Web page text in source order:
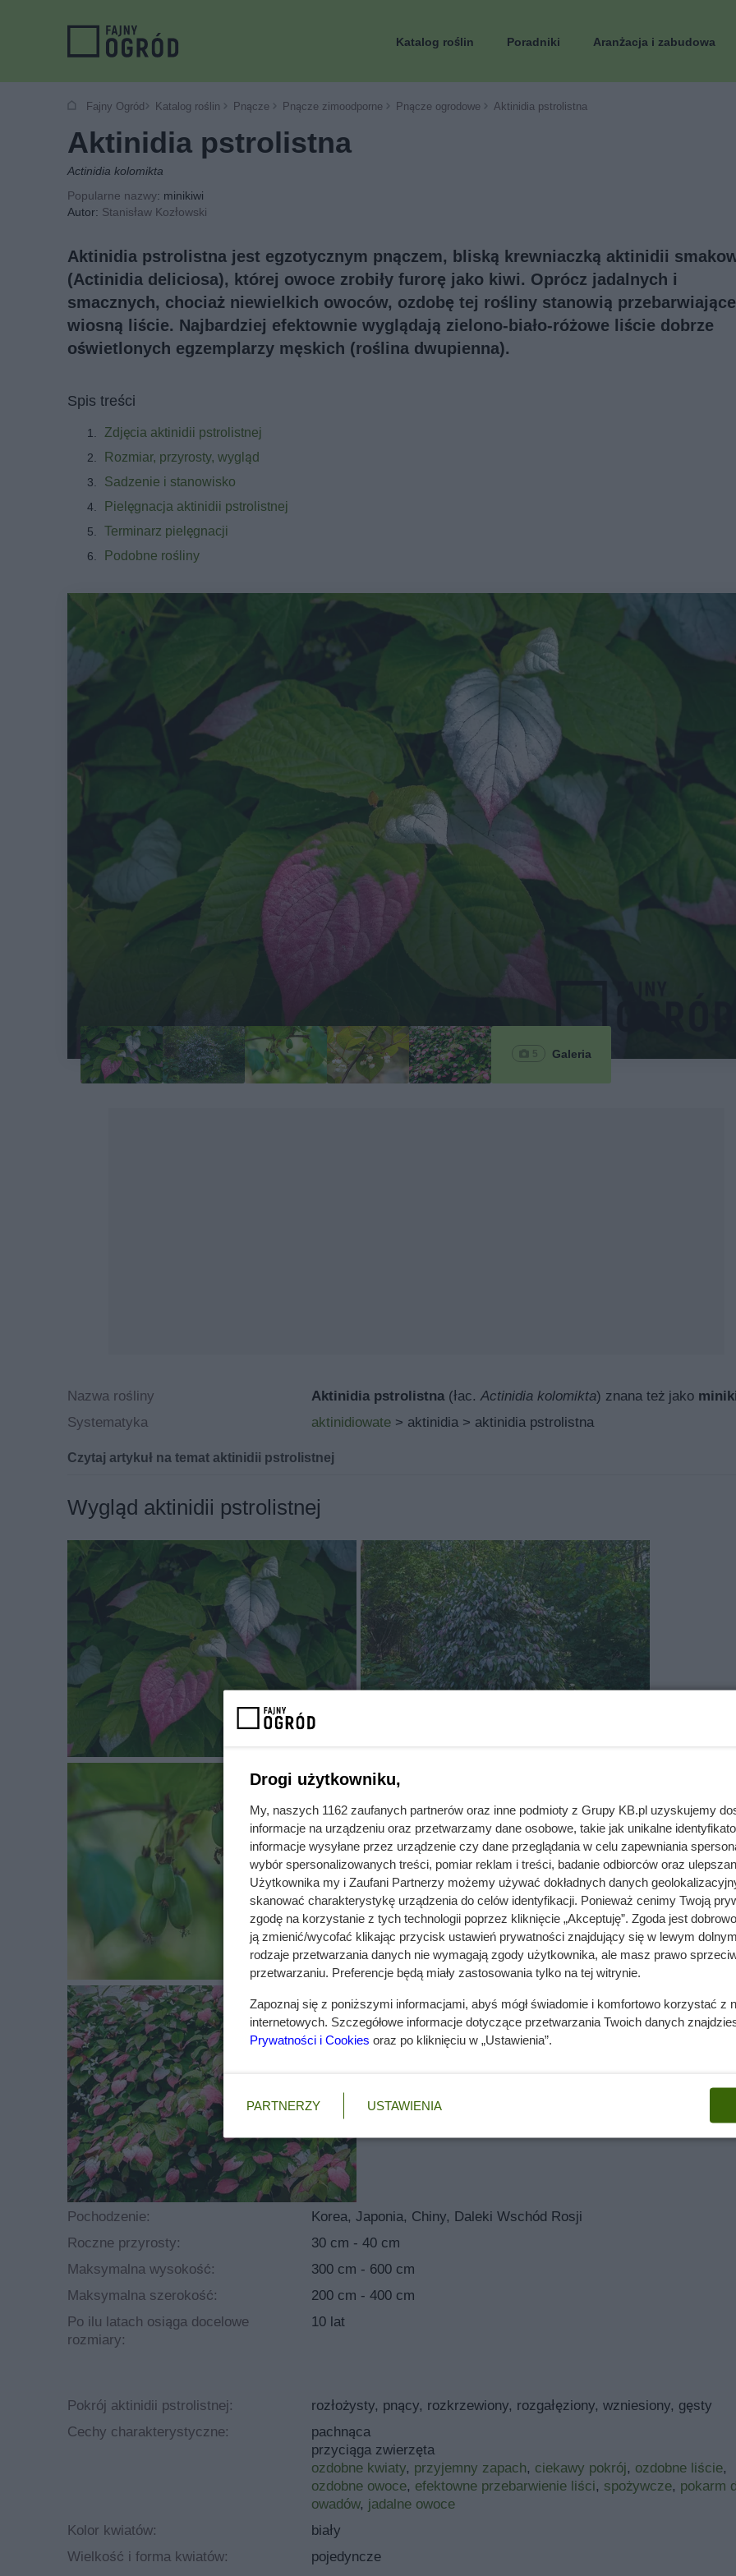
Katalog roślin Poradniki Aranżacja i zabudowa
Fajny Ogród Katalog roślin Pnącze Pnącze zimoodporne Pnącze ogrodowe Aktinidia pstrolistna
Aktinidia pstrolistna
Actinidia kolomikta
Popularne nazwy: minikiwi
Autor: Stanisław Kozłowski
Aktinidia pstrolistna jest egzotycznym pnączem, bliską krewniaczką aktinidii
(Actinidia deliciosa), której owoce zrobiły furorę jako kiwi. Oprócz jadalnych i
smacznych, chociaż niewielkich owoców, ozdobę tej rośliny stanowią
wiosną liście. Najbardziej efektownie wyglądają zielono-biało-różowe liście dobrze
oświetlonych egzemplarzy męskich (roślina dwupienna).
Spis treści
Zdjęcia aktinidii pstrolistnej
Rozmiar, przyrosty, wygląd
Sadzenie i stanowisko
Pielęgnacja aktinidii pstrolistnej
Terminarz pielęgnacji
Podobne rośliny
5 Galeria
Nazwa rośliny Aktinidia pstrolistna(łac. Actinidia kolomikta) znana też jako
Systematyka
aktinidiowate> aktinidia > aktinidia pstrolistna
Czytaj artykuł na temat aktinidii pstrolistnej
Aktinidia pstrolistna znana pod łacińską nazwą
Jej miejsce pochodzenia to Korea, Japonia, Chiny i Daleki Wschód Rosji, a w polskich warunkach nadaje
miejsc uprawy takich jak ogród orientalny, ogród przydomowy, balkon, taras, ogród wiejski, ogród japoński i
naturalny.
Podstawowymi walorami aktinidii pstrolistnej są ozdobne kwiaty, przyjemny zapach, ciekawy pokrój,
liście, ozdobne owoce, efektowne przebarwienie liści, spożywcze, pokarm dla owadów i jadalne owoce.
jest jadalna.
Minikiwi rośnie rocznie od 30 do 40 cm i po 10 latach osiąga wysokość od 300 do 600 cm i szerokość od
400 cm. Pokrój aktinidii pstrolistnej jest rozłożysty, pnący, rozkrzewiony, rozgałęziony, wzniesiony i gęsty.
Minikiwi ma kwiaty w kolorach takich jak biały które kwitną w miesiącach maj i czerwiec. Liście rośliny są
Minikiwi to roślina, którą sadzimy w kwietniu , maju , wrześniu i październiku . Minikiwi najbardziej lubi
stanowisko słoneczne lub półzacienione, a sama uprawa jest umiarkowanie trudny. Idealny odczyn gleby to
obojętny lub lekko kwaśny. Roślina jest bardzo odporna na choroby i szkodniki.
Najczęściej spotykane choroby dotykające tą roślinę to a najczęściej niszczące ją szkodniki to . minikiwi
wymaga nawożenia i potrzebuje cyklicznego przycinania.
Wygląd aktinidii pstrolistnej
Pochodzenie:
Korea, Japonia, Chiny, Daleki Wschód Rosji
Roczne przyrosty:
30 cm - 40 cm
Maksymalna wysokość:
300 cm - 600 cm
Maksymalna szerokość:
200 cm - 400 cm
Po ilu latach osiąga docelowe
rozmiary:
10 lat
Pokrój aktinidii pstrolistnej:
rozłożysty, pnący, rozkrzewiony, rozgałęziony, wzniesiony, gęsty
Cechy charakterystyczne:
pachnąca
przyciąga zwierzęta
ozdobne kwiaty, przyjemny zapach, ciekawy pokrój, ozdobne liście,
ozdobne owoce, efektowne przebarwienie liści, spożywcze, pokarm
owadów, jadalne owoce
Kolor kwiatów:
biały
Wielkość i forma kwiatów:
pojedyncze
Drogi użytkowniku,
My, naszych 1162 zaufanych partnerów oraz inne podmioty z Grupy KB.pl uzyskujemy
informacje na urządzeniu oraz przetwarzamy dane osobowe, takie jak unikalne
informacje wysyłane przez urządzenie czy dane przeglądania w celu zapewniania
wybór spersonalizowanych treści, pomiar reklam i treści, badanie odbiorców oraz
Użytkownika my i Zaufani Partnerzy możemy używać dokładnych danych
skanować charakterystykę urządzenia do celów identyfikacji. Ponieważ cenimy Twoją
zgodę na korzystanie z tych technologii poprzez kliknięcie „Akceptuję”. Zgoda jest
ją zmienić/wycofać klikając przycisk ustawień prywatności znajdujący się w lewym
rodzaje przetwarzania danych nie wymagają zgody użytkownika, ale masz prawo
przetwarzaniu. Preferencje będą miały zastosowania tylko na tej witrynie.
Zapoznaj się z poniższymi informacjami, abyś mógł świadomie i komfortowo korzystać z
internetowych. Szczegółowe informacje dotyczące przetwarzania Twoich danych
Prywatności i Cookies oraz po kliknięciu w „Ustawienia”.
PARTNERZY USTAWIENIA